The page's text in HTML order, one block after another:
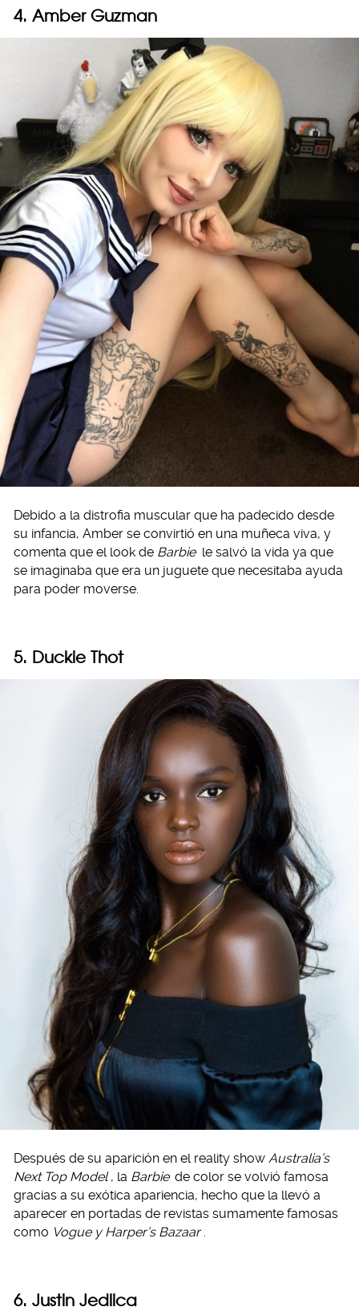
4. Amber Guzman
Debido a la distrofia muscular que ha padecido desde
su infancia, Amber se convirtió en una muñeca viva, y
comenta que el look de Barbie le salvó la vida ya que
se imaginaba que era un juguete que necesitaba ayuda
para poder moverse.
5. Duckie Thot
Después de su aparición en el reality show Australia’s
Next Top Model , la Barbie de color se volvió famosa
gracias a su exótica apariencia, hecho que la llevó a
aparecer en portadas de revistas sumamente famosas
como Vogue y Harper’s Bazaar
6. Justin Jedlica